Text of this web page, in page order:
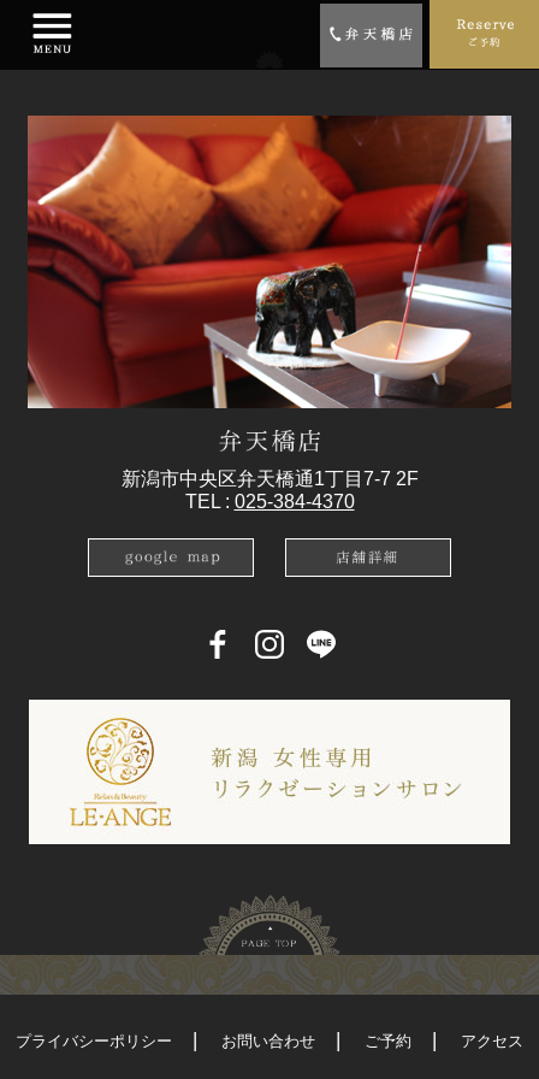
新潟市中央区弁天橋通1丁目7-7 2F
TEL : 025-384-4370
プライバシーポリシー お問い合わせ ご予約 アクセス